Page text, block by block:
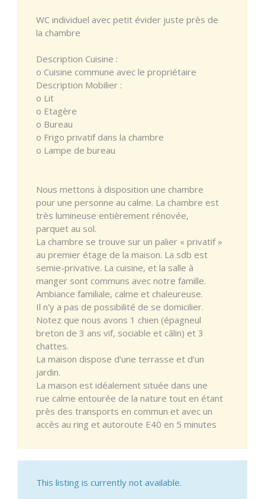
WC individuel avec petit évider juste près de
la chambre
Description Cuisine :
o Cuisine commune avec le propriétaire
Description Mobilier :
o Lit
o Etagère
o Bureau
o Frigo privatif dans la chambre
o Lampe de bureau
Nous mettons à disposition une chambre
pour une personne au calme. La chambre est
très lumineuse entièrement rénovée,
parquet au sol.
La chambre se trouve sur un palier « privatif »
au premier étage de la maison. La sdb est
semie-privative. La cuisine, et la salle à
manger sont communs avec notre famille.
Ambiance familiale, calme et chaleureuse.
Il n'y a pas de possibilité de se domicilier.
Notez que nous avons 1 chien (épagneul
breton de 3 ans vif, sociable et câlin) et 3
chattes.
La maison dispose d’une terrasse et d’un
jardin.
La maison est idéalement située dans une
rue calme entourée de la nature tout en étant
près des transports en commun et avec un
accès au ring et autoroute E40 en 5 minutes
This listing is currently not available.